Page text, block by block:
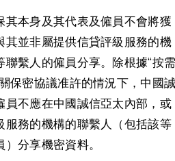
其本身及其代表及僱員不會將獲
其並非屬提供信貸評級服務的機
繫人的僱員分享。除根據“按
保密協議准許的情況下，中國
員不應在中國誠信亞太內部，或
服務的機構的聯繫人（包括該等
分享機密資料。